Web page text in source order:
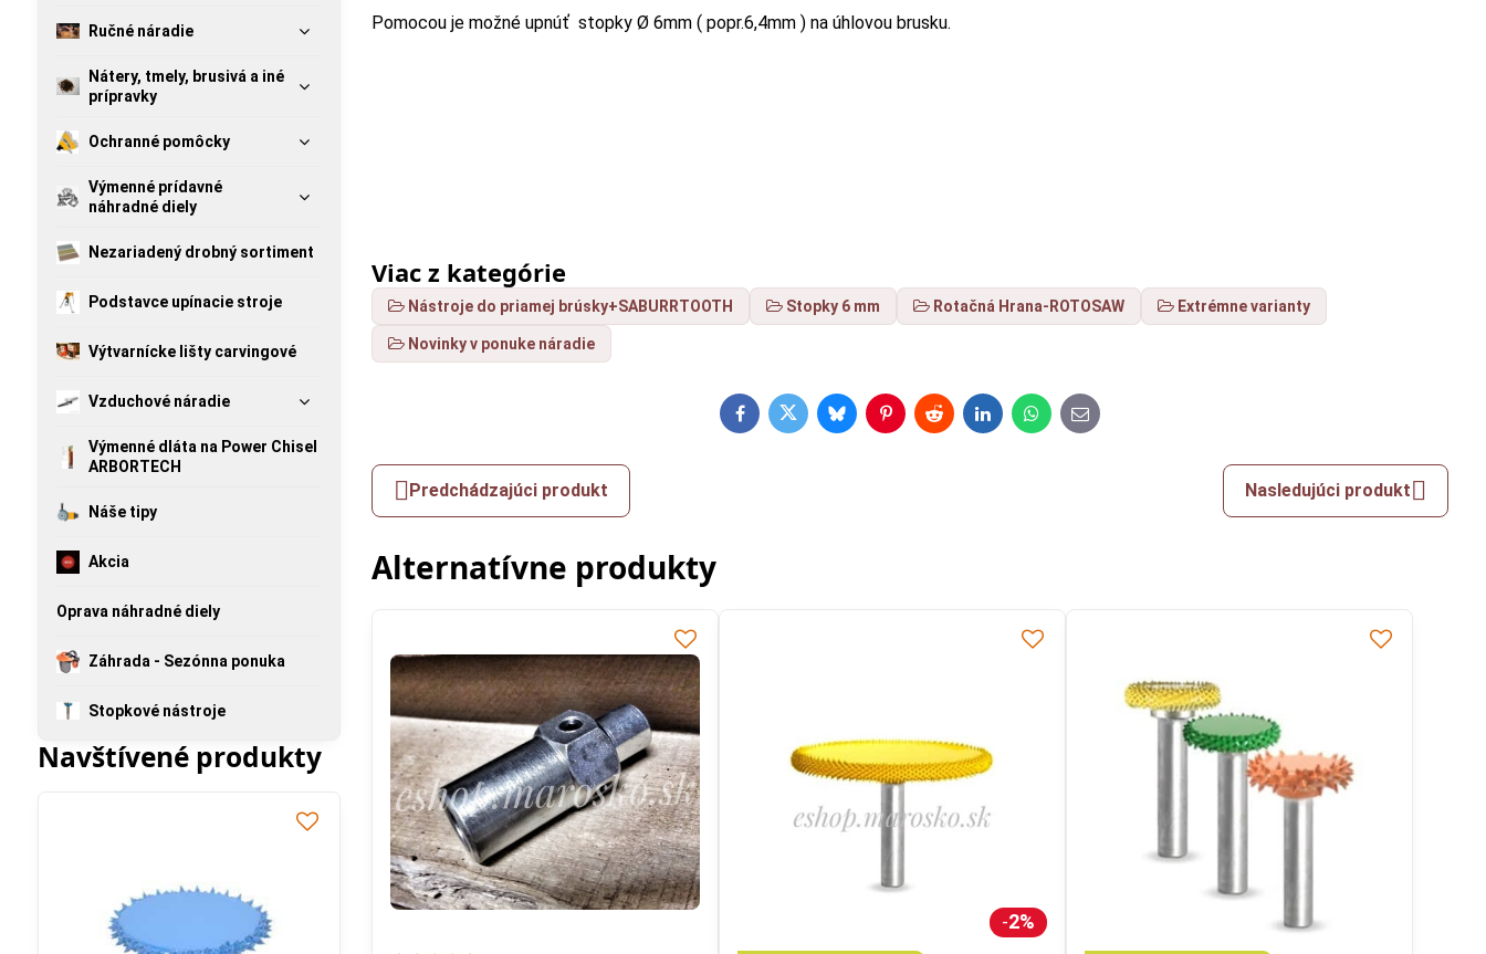
Pomocou je možné upnúť stopky Ø 6mm ( popr.6,4mm ) na úhlovou brusku.
Viac z kategórie
Nástroje do priamej brúsky+SABURRTOOTH Stopky 6 mm Rotačná Hrana-ROTOSAW Extrémne varianty
Novinky v ponuke náradie
FacebookTwitterBlueskyPinterestRedditLinkedInWhatsApp
E-
mail
Predchádzajúci produkt Nasledujúci produkt
Alternatívne produkty
2%
Ručné náradie
Nátery, tmely, brusivá a iné
prípravky
Ochranné pomôcky
Výmenné prídavné
náhradné diely
Nezariadený drobný sortiment
Podstavce upínacie stroje
Výtvarnícke lišty carvingové
Vzduchové náradie
Výmenné dláta na Power Chisel
ARBORTECH
Náše tipy
Akcia
Oprava náhradné diely
Záhrada - Sezónna ponuka
Stopkové nástroje
Navštívené produkty